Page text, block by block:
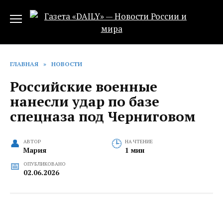
ГЛАВНАЯ » НОВОСТИ
Российские военные
нанесли удар по базе
спецназа под Черниговом
АВТОР
Мария
НА ЧТЕНИЕ
1 мин
ОПУБЛИКОВАНО
02.06.2026